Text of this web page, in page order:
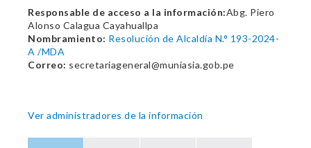
Responsable de acceso a la información:Abg. Piero
Alonso Calagua Cayahuallpa
Nombramiento: Resolución de Alcaldía N.° 193-2024-
A /MDA
Correo: secretariageneral@muniasia.gob.pe
Ver administradores de la información